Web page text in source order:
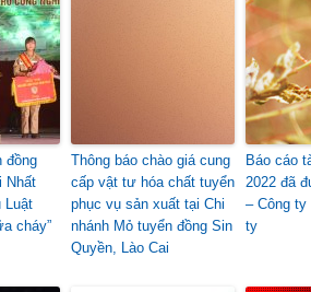
đồng
Nhất
Luật
cháy”
Thông báo chào giá cung
cấp vật tư hóa chất tuyển
phục vụ sản xuất tại Chi
nhánh Mỏ tuyển đồng Sin
Quyền, Lào Cai
Báo cáo
2022 đã
– Công ty
ty